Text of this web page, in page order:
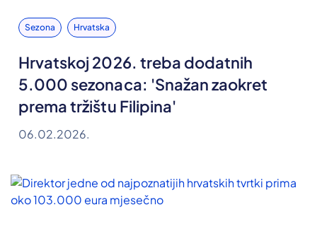
Sezona Hrvatska
Hrvatskoj 2026. treba dodatnih
5.000 sezonaca: 'Snažan zaokret
prema tržištu Filipina'
06.02.2026.